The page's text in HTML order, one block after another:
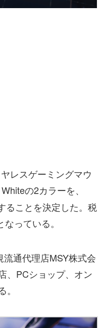
レスゲーミングマウ
の2カラーを、
ることを決定した。税
っている。
通代理店MSY株式会
、PCショップ、オン